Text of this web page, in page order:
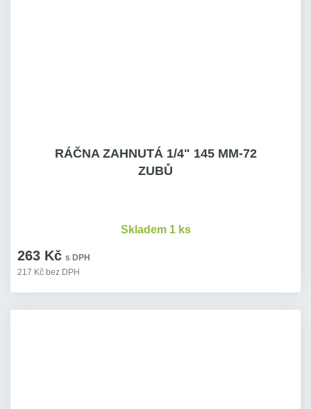
RÁČNA ZAHNUTÁ 1/4" 145 MM-72
ZUBŮ
263 Kč s DPH
217 Kč bez DPH
Skladem 1 ks